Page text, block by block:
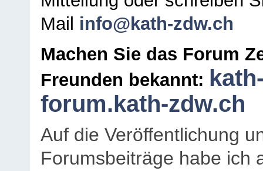
Mail info@kath-zdw.ch
Machen Sie das Forum
Freunden bekannt:
forum.kath-zdw.ch
Auf die Veröffentlichung
Forumsbeiträge habe ich